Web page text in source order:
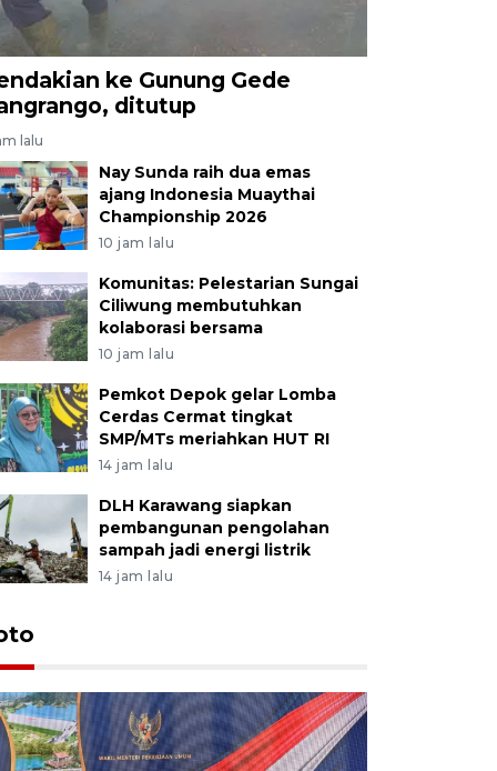
ke Gunung Gede
ditutup
lalu
Nay Sunda raih dua emas
ajang Indonesia Muaythai
Championship 2026
10 jam lalu
Komunitas: Pelestarian Sungai
Ciliwung membutuhkan
kolaborasi bersama
10 jam lalu
Pemkot Depok gelar Lomba
Cerdas Cermat tingkat
SMP/MTs meriahkan HUT RI
14 jam lalu
DLH Karawang siapkan
pembangunan pengolahan
sampah jadi energi listrik
14 jam lalu